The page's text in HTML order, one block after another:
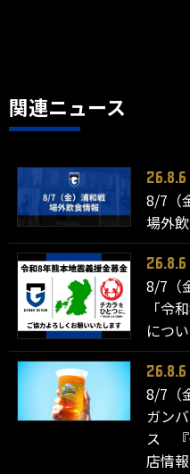
関連ニュース
26.8.6
8/7（
場外
26.8.6
8/7（
「令
につ
26.8.6
8/7（
ガン
ス 『
店情